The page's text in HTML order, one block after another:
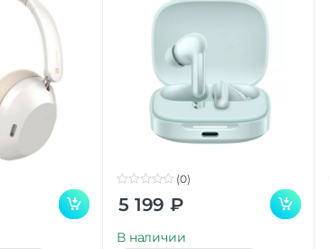
o
o
(0)
5 199 ₽
В наличии